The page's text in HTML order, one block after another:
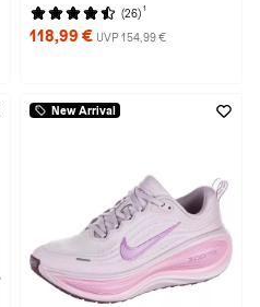
(26) 1
118,99 € UVP 154,99 €
New Arrival